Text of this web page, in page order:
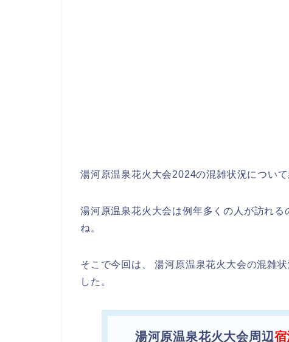
湯河原温泉花火大会2024の混雑状況について
湯河原温泉花火大会は例年多くの人が訪れ
ね。
そこで今回は、 湯河原温泉花火大会の混雑
した。
湯河原温泉花火大会周辺